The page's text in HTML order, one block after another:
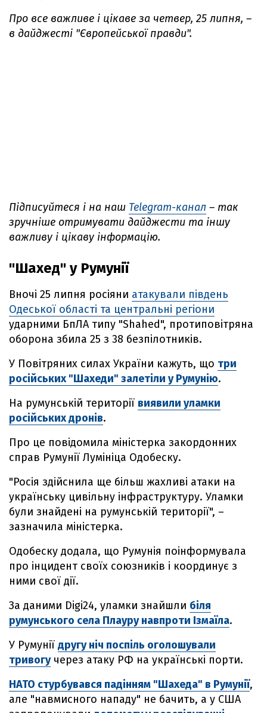
Про все важливе і цікаве за четвер, 25 липня, –
в дайджесті "Європейської правди".
Підписуйтеся і на наш Telegram-канал – так
зручніше отримувати дайджести та іншу
важливу і цікаву інформацію.
"Шахед" у Румунії
Вночі 25 липня росіяни атакували південь
Одеської області та центральні регіони
ударними БпЛА типу "Shahed", протиповітряна
оборона збила 25 з 38 безпілотників.
У Повітряних силах України кажуть, що три
російських "Шахеди" залетіли у Румунію.
На румунській території виявили уламки
російських дронів.
Про це повідомила міністерка закордонних
справ Румунії Лумініца Одобеску.
"Росія здійснила ще більш жахливі атаки на
українську цивільну інфраструктуру. Уламки
були знайдені на румунській території", –
зазначила міністерка.
Одобеску додала, що Румунія поінформувала
про інцидент своїх союзників і координує з
ними свої дії.
За даними Digi24, уламки знайшли біля
румунського села Плауру навпроти Ізмаїла.
У Румунії другу ніч поспіль оголошували
тривогучерез атаку РФ на українські порти.
НАТО стурбувався падінням "Шахеда" в Румунії,
але "навмисного нападу" не бачить, а у США